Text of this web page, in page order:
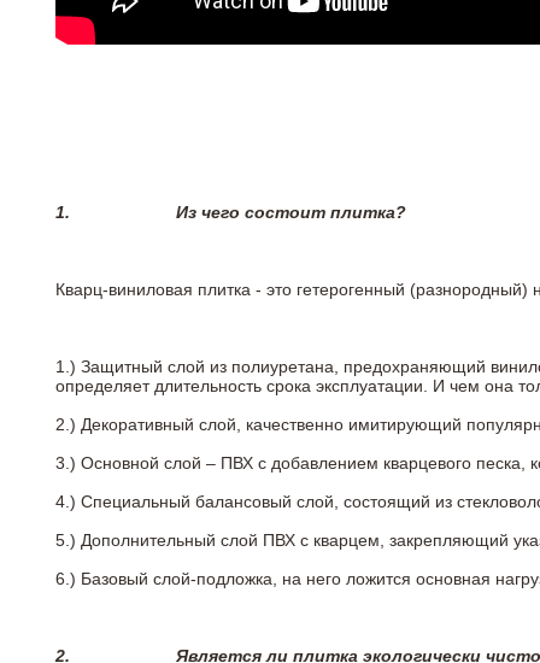
1. Из чего состоит плитка?
Кварц-виниловая плитка - это гетерогенный
1.) Защитный слой из полиуретана, предохраняющий
определяет длительность срока эксплуатации. И чем она
2.) Декоративный слой, качественно имитирующий
3.) Основной слой – ПВХ с добавлением кварцевого песка,
4.) Специальный балансовый слой, состоящий из
5.) Дополнительный слой ПВХ с кварцем, закрепляющий
6.) Базовый слой-подложка, на него ложится основная
2. Является ли плитка экологически